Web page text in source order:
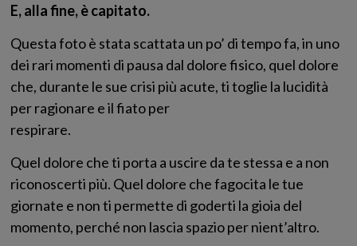
E, alla fine, è capitato.
Questa foto è stata scattata un po’ di tempo fa, in uno
dei rari momenti di pausa dal dolore fisico, quel dolore
che, durante le sue crisi più acute, ti toglie la lucidità
per ragionare e il fiato per
respirare.
Quel dolore che ti porta a uscire da te stessa e a non
riconoscerti più. Quel dolore che fagocita le tue
giornate e non ti permette di goderti la gioia del
momento, perché non lascia spazio per nient’altro.